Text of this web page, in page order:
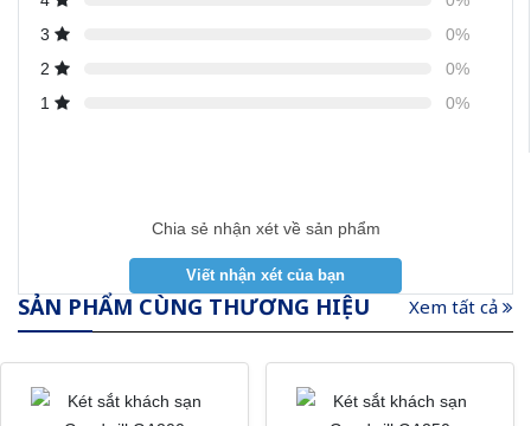
3
0%
2
0%
1
0%
Chia sẻ nhận xét về sản phẩm
SẢN PHẨM CÙNG THƯƠNG HIỆU Xem tất cả